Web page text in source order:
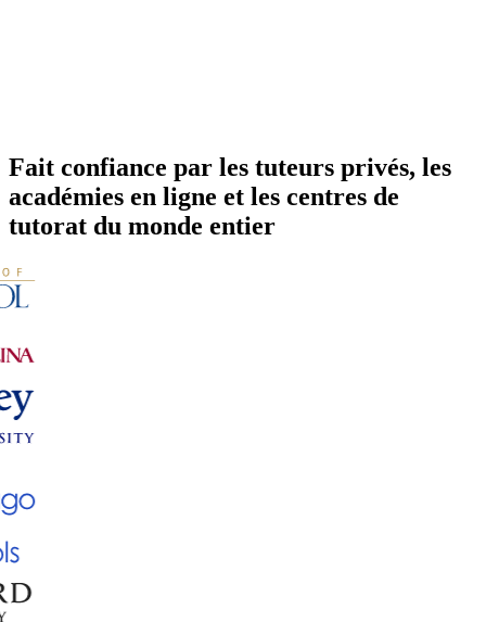
Fait confiance par les tuteurs privés, les
académies en ligne et les centres de
tutorat du monde entier